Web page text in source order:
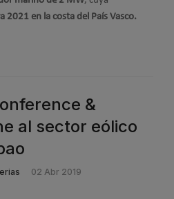
2021 en la costa del País Vasco.
&
al sector eólico
02 Abr 2019